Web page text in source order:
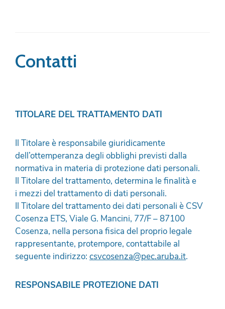
Contatti
TITOLARE DEL TRATTAMENTO DATI
Il Titolare è responsabile giuridicamente
dell’ottemperanza degli obblighi previsti dalla
normativa in materia di protezione dati personali.
Il Titolare del trattamento, determina le finalità e
i mezzi del trattamento di dati personali.
Il Titolare del trattamento dei dati personali è CSV
Cosenza ETS, Viale G. Mancini, 77/F – 87100
Cosenza, nella persona fisica del proprio legale
rappresentante, protempore, contattabile al
seguente indirizzo: csvcosenza@pec.aruba.it.
RESPONSABILE PROTEZIONE DATI